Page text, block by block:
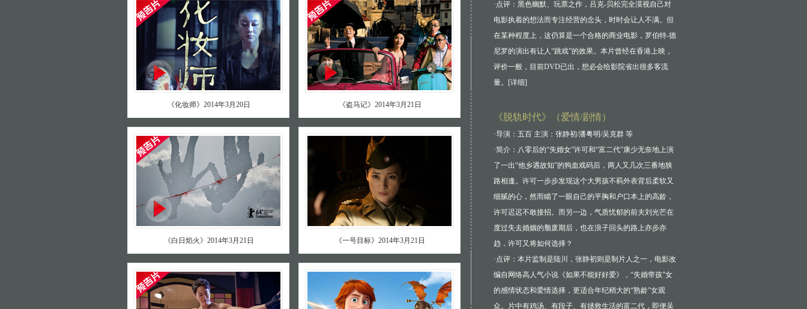
《化妆师》2014年3月20日 《盗马记》2014年3月21日
《白日焰火》2014年3月21日 《一号目标》2014年3月21日
·点评：黑色幽默、玩票之作，吕克-贝松完全漠视自己对
电影执着的想法而专注经营的念头，时时会让人不满。但
在某种程度上，这仍算是一个合格的商业电影，罗伯特-德
尼罗的演出有让人“跳戏”的效果。本片曾经在香港上映，
评价一般，目前DVD已出，想必会给影院省出很多客流
量。[详细]
《脱轨时代》（爱情/剧情）
·导演：五百 主演：张静初/潘粤明/吴克群 等
·简介：八零后的“失婚女”许可和“富二代”康少无奈地上演
了一出“他乡遇故知”的狗血戏码后，两人又几次三番地狭
路相逢。许可一步步发现这个大男孩不羁外表背后柔软又
细腻的心，然而瞄了一眼自己的平胸和户口本上的高龄，
许可迟迟不敢接招。而另一边，气质忧郁的前夫刘光芒在
度过失去婚姻的颓废期后，也在浪子回头的路上亦步亦
趋，许可又将如何选择？
·点评：本片监制是陆川，张静初则是制片人之一，电影改
编自网络高人气小说《如果不能好好爱》，“失婚带孩”女
的感情状态和爱情选择，更适合年纪稍大的“熟龄”女观
众。片中有鸡汤、有段子、有拯救生活的富二代，即便吴